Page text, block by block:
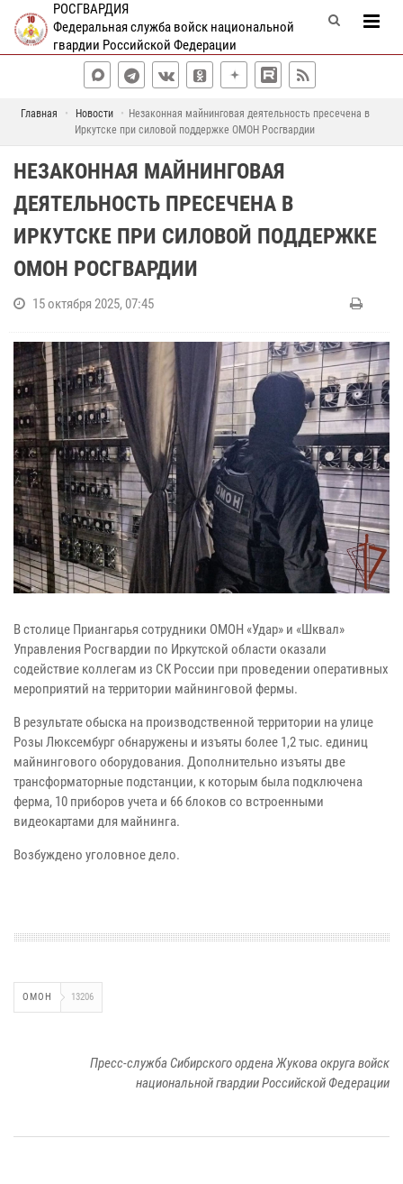
РОСГВАРДИЯ
Федеральная служба войск национальной
гвардии Российской Федерации
Главная Новости
Незаконная майнинговая деятельность пресечена в
Иркутске при силовой поддержке ОМОН Росгвардии
НЕЗАКОННАЯ МАЙНИНГОВАЯ
ДЕЯТЕЛЬНОСТЬ ПРЕСЕЧЕНА В
ИРКУТСКЕ ПРИ СИЛОВОЙ ПОДДЕРЖКЕ
ОМОН РОСГВАРДИИ
15 октября 2025, 07:45
В столице Приангарья сотрудники ОМОН «Удар» и «Шквал»
Управления Росгвардии по Иркутской области оказали
содействие коллегам из СК России при проведении оперативных
мероприятий на территории майнинговой фермы.
В результате обыска на производственной территории на улице
Розы Люксембург обнаружены и изъяты более 1,2 тыс. единиц
майнингового оборудования. Дополнительно изъяты две
трансформаторные подстанции, к которым была подключена
ферма, 10 приборов учета и 66 блоков со встроенными
видеокартами для майнинга.
Возбуждено уголовное дело.
ОМОН 13206
Пресс-служба Сибирского ордена Жукова округа войск
национальной гвардии Российской Федерации